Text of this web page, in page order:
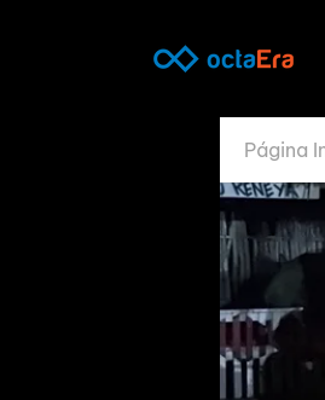
Página